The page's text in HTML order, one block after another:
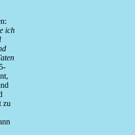
ich
zu